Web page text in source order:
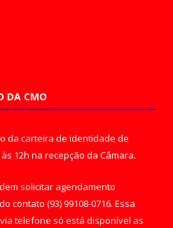
DA CMO
da carteira de identidade de
12h na recepção da Câmara.
solicitar agendamento
contato (93) 99108-0716. Essa
telefone só está disponível as